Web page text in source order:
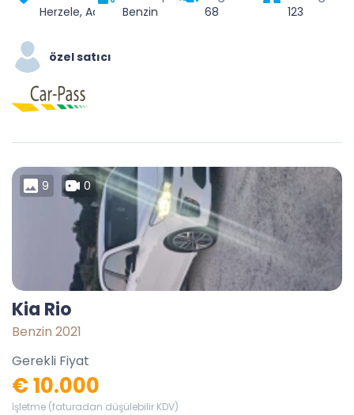
Benzin 68 123
özel satıcı
9 0
Kia Rio
Benzin 2021
Gerekli Fiyat
€ 10.000
İşletme (faturadan düşülebilir KDV)